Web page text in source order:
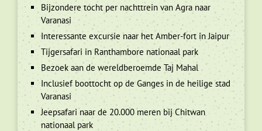
Bijzondere tocht per nachttrein van Agra naar
Varanasi
Interessante excursie naar het Amber-fort in Jaipur
Tijgersafari in Ranthambore nationaal park
Bezoek aan de wereldberoemde Taj Mahal
Inclusief boottocht op de Ganges in de heilige stad
Varanasi
Jeepsafari naar de 20.000 meren bij Chitwan
nationaal park